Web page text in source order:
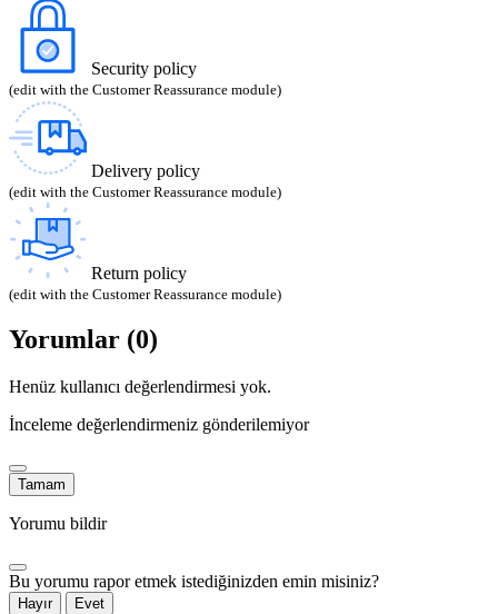
Security policy
(edit with the Customer Reassurance module)
Delivery policy
(edit with the Customer Reassurance module)
Return policy
(edit with the Customer Reassurance module)
Yorumlar (0)
Henüz kullanıcı değerlendirmesi yok.
İnceleme değerlendirmeniz gönderilemiyor
Tamam
Yorumu bildir
Bu yorumu rapor etmek istediğinizden emin misiniz?
Hayır Evet